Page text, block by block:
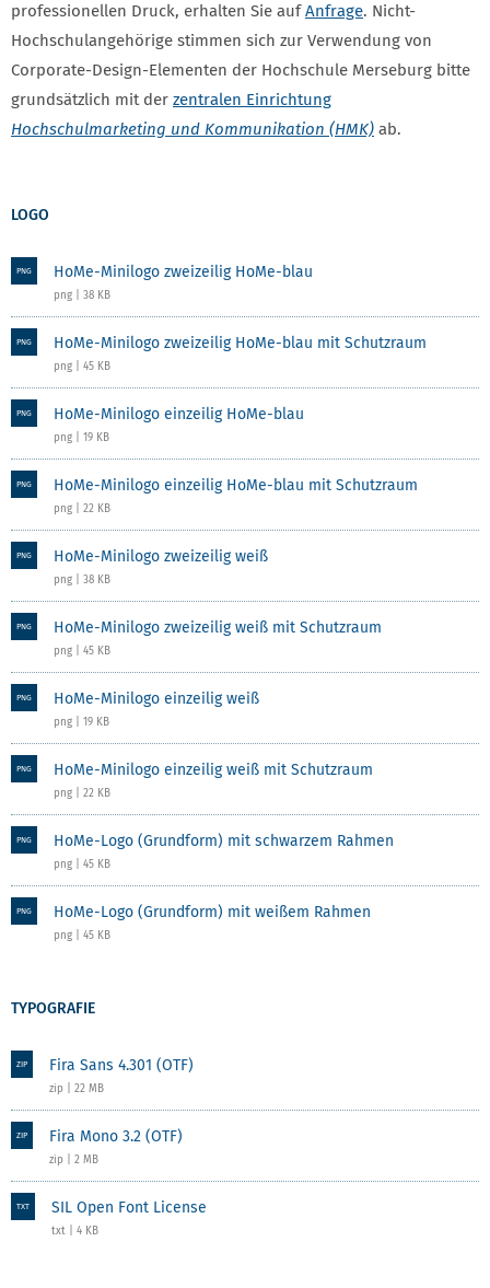
professionellen Druck, erhalten Sie aufAnfrage. Nicht-
Hochschul­angehörige stimmen sich zur Verwendung von
Corporate-Design-Elementen der Hochschule Merseburg bitte
grundsätzlich mit der zentralen Einrichtung
Hochschulmarketing und Kommunikation (HMK) ab.
LOGO
PNG HoMe-Minilogo zweizeilig HoMe-blau
png | 38 KB
PNG HoMe-Minilogo zweizeilig HoMe-blau mit Schutzraum
png | 45 KB
PNG HoMe-Minilogo einzeilig HoMe-blau
png | 19 KB
PNG HoMe-Minilogo einzeilig HoMe-blau mit Schutzraum
png | 22 KB
PNG HoMe-Minilogo zweizeilig weiß
png | 38 KB
PNG HoMe-Minilogo zweizeilig weiß mit Schutzraum
png | 45 KB
PNG HoMe-Minilogo einzeilig weiß
png | 19 KB
PNG HoMe-Minilogo einzeilig weiß mit Schutzraum
png | 22 KB
PNG HoMe-Logo (Grundform) mit schwarzem Rahmen
png | 45 KB
PNG HoMe-Logo (Grundform) mit weißem Rahmen
png | 45 KB
TYPOGRAFIE
ZIP Fira Sans 4.301 (OTF)
zip | 22 MB
ZIP Fira Mono 3.2 (OTF)
zip | 2 MB
TXT SIL Open Font License
txt | 4 KB